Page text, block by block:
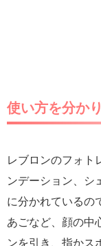
使い方を分か
レブロンのフォト
ンデーション、シ
に分かれているの
あごなど、顔の中
ンを引き、指かス